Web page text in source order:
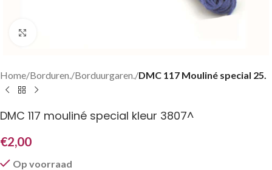
Home Borduren. Borduurgaren. DMC 117 Mouliné special 25.
DMC 117 mouliné special kleur 3807^
€2,00
Op voorraad